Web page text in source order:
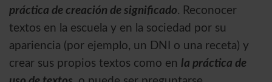
práctica de creación de significado. Reconocer
textos en la escuela y en la sociedad por su
apariencia (por ejemplo, un DNI o una receta) y
crear sus propios textos como en la práctica de